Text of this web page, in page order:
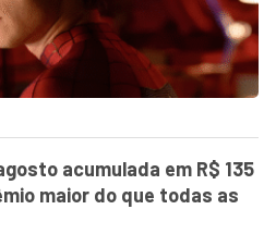
acumulada em R$ 135
maior do que todas as